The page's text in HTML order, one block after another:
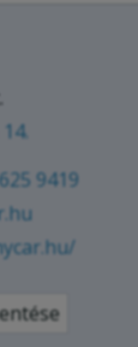
9419